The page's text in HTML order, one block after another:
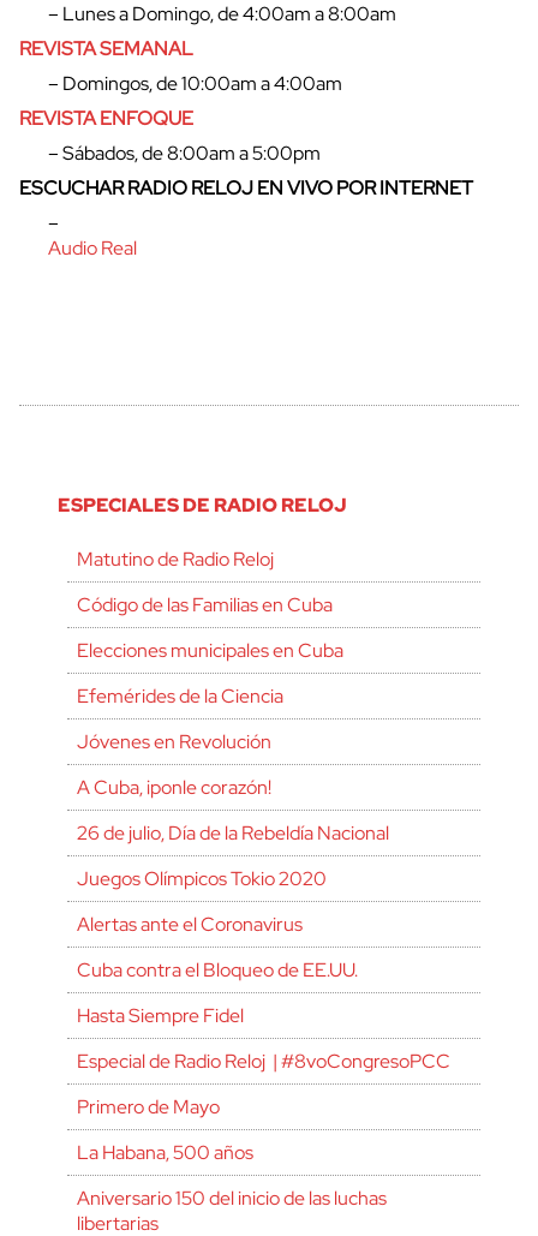
cerrar
– Lunes a Domingo, de 4:00am a 8:00am
REVISTA SEMANAL
– Domingos, de 10:00am a 4:00am
REVISTA ENFOQUE
– Sábados, de 8:00am a 5:00pm
ESCUCHAR RADIO RELOJ EN VIVO POR INTERNET
–
Audio Real
ESPECIALES DE RADIO RELOJ
Matutino de Radio Reloj
Código de las Familias en Cuba
Elecciones municipales en Cuba
Efemérides de la Ciencia
Jóvenes en Revolución
A Cuba, ¡ponle corazón!
26 de julio, Día de la Rebeldía Nacional
Juegos Olímpicos Tokio 2020
Alertas ante el Coronavirus
Cuba contra el Bloqueo de EE.UU.
Hasta Siempre Fidel
Especial de Radio Reloj | #8voCongresoPCC
Primero de Mayo
La Habana, 500 años
Aniversario 150 del inicio de las luchas
libertarias